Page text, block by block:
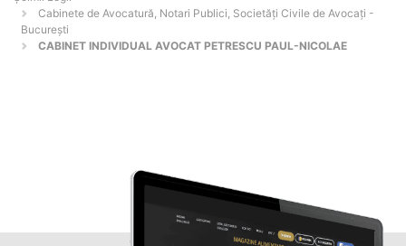
Cabinete de Avocatură, Notari Publici, Societăți Civile de Avocați -
Bucureşti
CABINET INDIVIDUAL AVOCAT PETRESCU PAUL-NICOLAE